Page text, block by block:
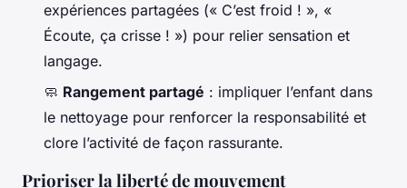
expériences partagées (« C’est froid ! », «
Écoute, ça crisse ! ») pour relier sensation et
langage.
🧼 Rangement partagé : impliquer l’enfant dans
le nettoyage pour renforcer la responsabilité et
clore l’activité de façon rassurante.
Prioriser la liberté de mouvement